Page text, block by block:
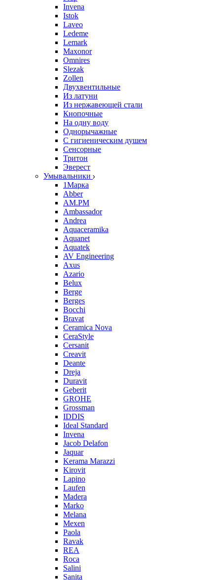
Invena
Istok
Laveo
Ledeme
Lemark
Maxonor
Omnires
Slezak
Zollen
Двухвентильные
Из латуни
Из нержавеющей стали
Кнопочные
На одну воду
Однорычажные
С гигиеническим душем
Сенсорные
Тритон
Эверест
Умывальники
1Марка
Abber
AM.PM
Ambassador
Andrea
Aquaceramika
Aquanet
Aquatek
AV Engineering
Axus
Azario
Belux
Berge
Berges
Bocchi
Bravat
Ceramica Nova
CeraStyle
Cersanit
Creavit
Deante
Dreja
Duravit
Geberit
GROHE
Grossman
IDDIS
Ideal Standard
Invena
Jacob Delafon
Jaquar
Kerama Marazzi
Kirovit
Lapino
Laufen
Madera
Marko
Melana
Mexen
Paola
Ravak
REA
Roca
Salini
Sanita